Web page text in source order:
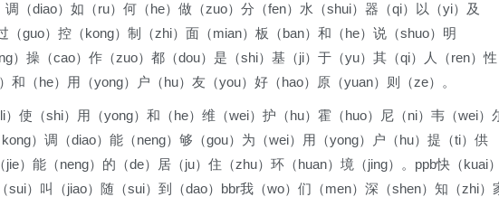
（diao）如（ru）何（he）做（zuo）分（fen）水（shui）器（qi）以（yi）及
（guo）控（kong）制（zhi）面（mian）板（ban）和（he）说（shuo）明
）操（cao）作（zuo）都（dou）是（shi）基（ji）于（yu）其（qi）人（ren）性
和（he）用（yong）户（hu）友（you）好（hao）原（yuan）则（ze）。
使（shi）用（yong）和（he）维（wei）护（hu）霍（huo）尼（ni）韦（wei）
）调（diao）能（neng）够（gou）为（wei）用（yong）户（hu）提（ti）供
jie）能（neng）的（de）居（ju）住（zhu）环（huan）境（jing）。ppb快（kuai）
sui）叫（jiao）随（sui）到（dao）bbr我（wo）们（men）深（shen）知（zhi）